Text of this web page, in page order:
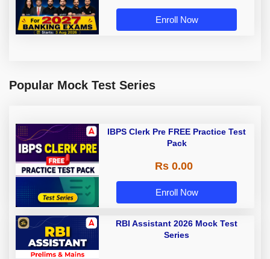
Adda 247
Enroll Now
Popular Mock Test Series
IBPS Clerk Pre FREE Practice Test
Pack
Rs 0.00
Enroll Now
RBI Assistant 2026 Mock Test
Series